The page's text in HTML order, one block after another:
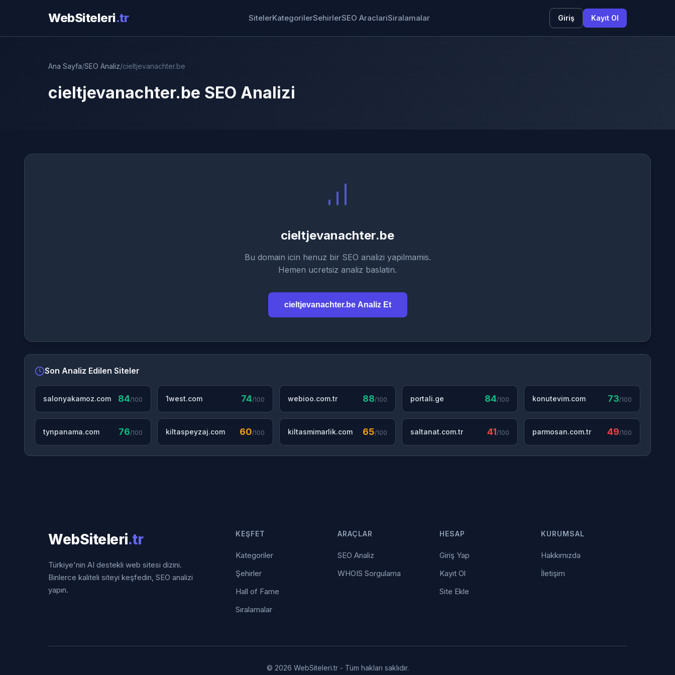
WebSiteleri.tr SitelerKategorilerSehirlerSEO AraclariSiralamalar Giriş Kayıt Ol
Ana Sayfa/SEO Analiz/cieltjevanachter.be
cieltjevanachter.be SEO Analizi
cieltjevanachter.be
Bu domain icin henuz bir SEO analizi yapilmamis.
Hemen ucretsiz analiz baslatin.
cieltjevanachter.be Analiz Et
Son Analiz Edilen Siteler
salonyakamoz.com 84/100 1west.com 74/100 webioo.com.tr 88/100 portali.ge 84/100 konutevim.com 73/100
tynpanama.com 76/100 kiltaspeyzaj.com 60/100 kiltasmimarlik.com 65/100 saltanat.com.tr 41/100 parmosan.com.tr 49/100
WebSiteleri.tr
Türkiye'nin AI destekli web sitesi dizini.
Binlerce kaliteli siteyi keşfedin, SEO analizi
yapın.
KEŞFET
Kategoriler
Şehirler
Hall of Fame
Sıralamalar
ARAÇLAR
SEO Analiz
WHOIS Sorgulama
HESAP
Giriş Yap
Kayıt Ol
Site Ekle
KURUMSAL
Hakkımızda
İletişim
© 2026 WebSiteleri.tr - Tüm hakları saklıdır.